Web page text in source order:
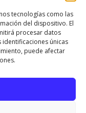
tecnologías como las
del dispositivo. El
procesar datos
únicas
puede afectar